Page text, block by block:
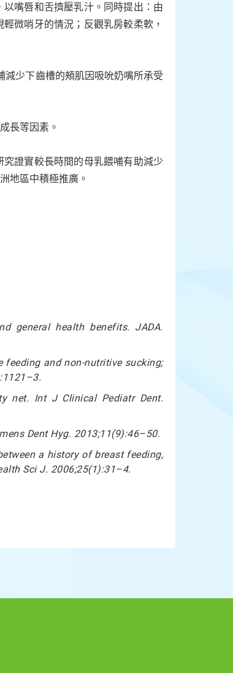
嘴唇和舌擠壓乳汁。同時提出：由
微哨牙的情況；反觀乳房較柔軟，
減少下齒槽的頰肌因吸吮奶嘴所承受
長等因素。
證實較長時間的母乳餵哺有助減少
地區中積極推廣。
general health benefits. JADA.
feeding and non-nutritive sucking;
net. Int J Clinical Pediatr Dent.
Dent Hyg. 2013;11(9):46–50.
a history of breast feeding,
Sci J. 2006;25(1):31–4.